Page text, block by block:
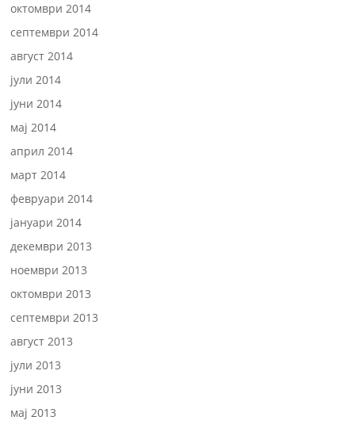
октомври 2014
септември 2014
август 2014
јули 2014
јуни 2014
мај 2014
април 2014
март 2014
февруари 2014
јануари 2014
декември 2013
ноември 2013
октомври 2013
септември 2013
август 2013
јули 2013
јуни 2013
мај 2013